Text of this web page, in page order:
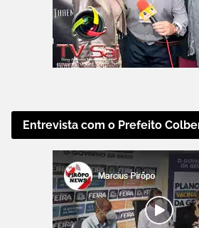
Entrevista com o Prefeito